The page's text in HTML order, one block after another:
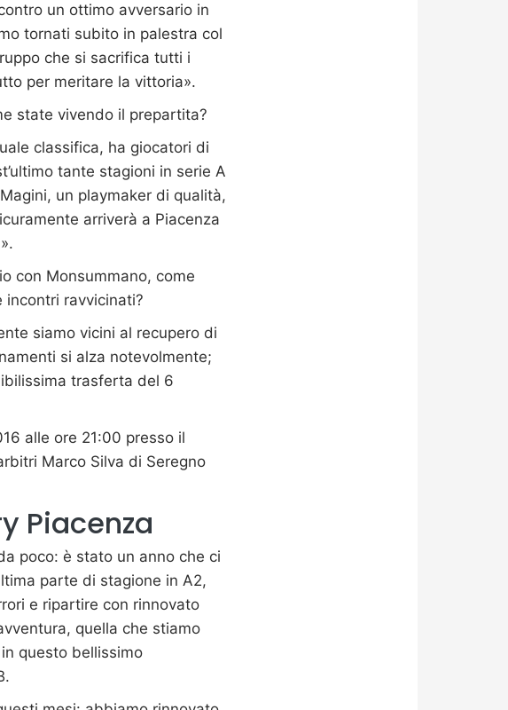
un ottimo avversario in
tornati subito in palestra col
che si sacrifica tutti i
per meritare la vittoria».
state vivendo il prepartita?
classifica, ha giocatori di
tante stagioni in serie A
un playmaker di qualità,
arriverà a Piacenza
con Monsummano, come
ravvicinati?
siamo vicini al recupero di
si alza notevolmente;
trasferta del 6
alle ore 21:00 presso il
Marco Silva di Seregno
Piacenza
poco: è stato un anno che ci
parte di stagione in A2,
e ripartire con rinnovato
quella che stiamo
questo bellissimo